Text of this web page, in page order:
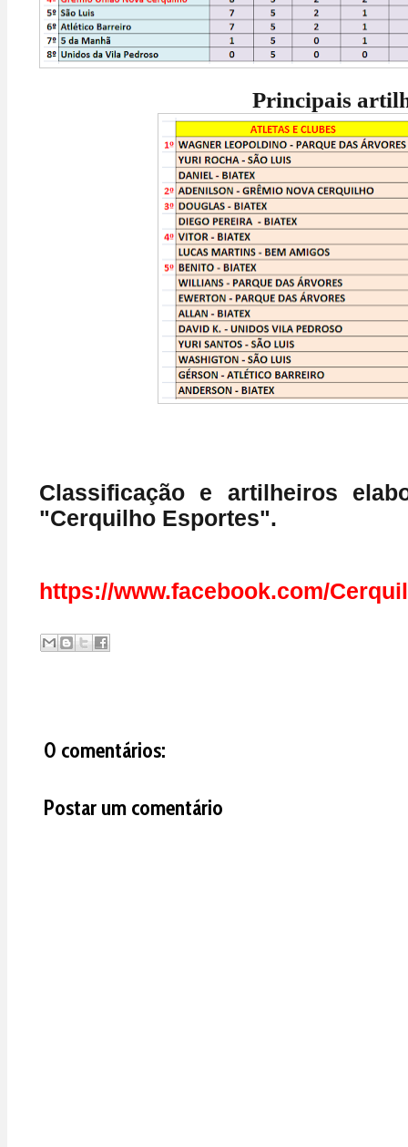
Principais
Classificação e artilheiros
"Cerquilho Esportes".
https://www.facebook.com/
0 comentários:
Postar um comentário